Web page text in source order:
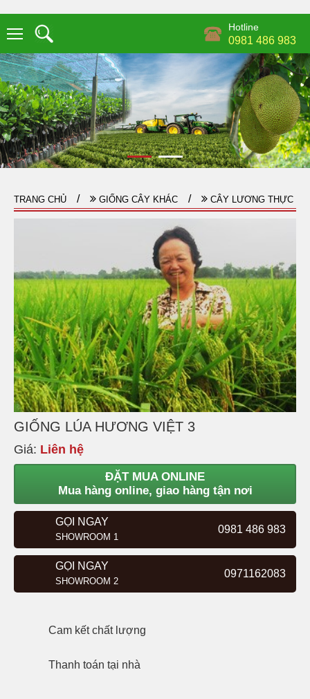
Hotline
0981 486 983
TRANG CHỦ GIỐNG CÂY KHÁC CÂY LƯƠNG THỰC
GIỐNG LÚA HƯƠNG VIỆT 3
Giá: Liên hệ
ĐẶT MUA ONLINE
Mua hàng online, giao hàng tận nơi
GỌI NGAY
SHOWROOM 1
0981 486 983
GỌI NGAY
SHOWROOM 2
0971162083
Cam kếtchất lượng
Thanh toán tại nhà